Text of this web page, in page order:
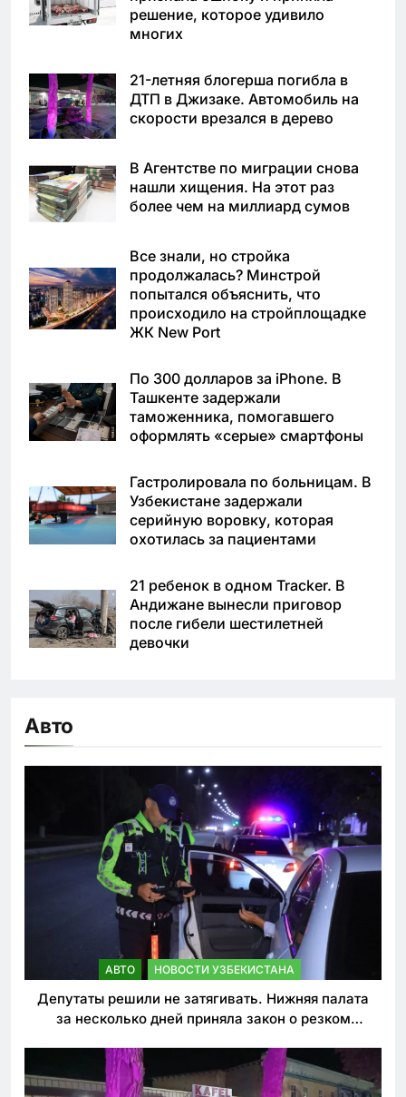
решение, которое удивило
многих
21-летняя блогерша погибла в
ДТП в Джизаке. Автомобиль на
скорости врезался в дерево
В Агентстве по миграции снова
нашли хищения. На этот раз
более чем на миллиард сумов
Все знали, но стройка
продолжалась? Минстрой
попытался объяснить, что
происходило на стройплощадке
ЖК New Port
По 300 долларов за iPhone. В
Ташкенте задержали
таможенника, помогавшего
оформлять «серые» смартфоны
Гастролировала по больницам. В
Узбекистане задержали
серийную воровку, которая
охотилась за пациентами
21 ребенок в одном Tracker. В
Андижане вынесли приговор
после гибели шестилетней
девочки
Авто
АВТО НОВОСТИ УЗБЕКИСТАНА
Депутаты решили не затягивать. Нижняя палата
за несколько дней приняла закон о резком